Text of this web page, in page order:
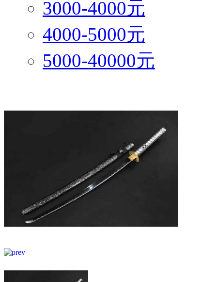
3000-4000元
4000-5000元
5000-40000元